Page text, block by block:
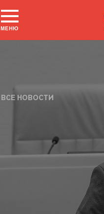
МЕНЮ
ВСЕ НОВОСТИ